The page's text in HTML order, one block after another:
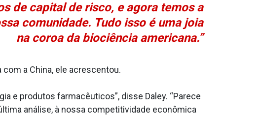
de capital de risco, e agora temos a
comunidade. Tudo isso é uma joia
na coroa da biociência americana.”
a China, ele acrescentou.
e produtos farmacêuticos”, disse Daley. “Parece
análise, à nossa competitividade econômica